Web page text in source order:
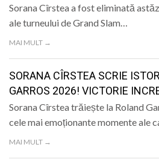
SPECIAL
Sorana Cîrstea a fost eliminată
ale turneului de Grand Slam…
MAI MULT →
SORANA CÎRSTEA SCRIE
GARROS 2026! VICTORIE
Sorana Cîrstea trăiește la Roland
cele mai emoționante momente ale
MAI MULT →